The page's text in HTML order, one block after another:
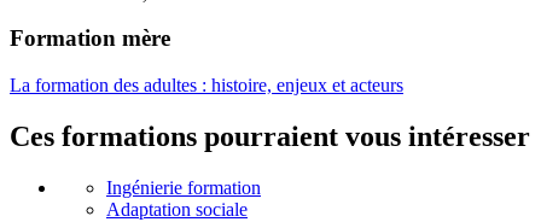
Formation mère
La formation des adultes : histoire, enjeux et acteurs
Ces formations pourraient vous intéresser
Ingénierie formation
Adaptation sociale